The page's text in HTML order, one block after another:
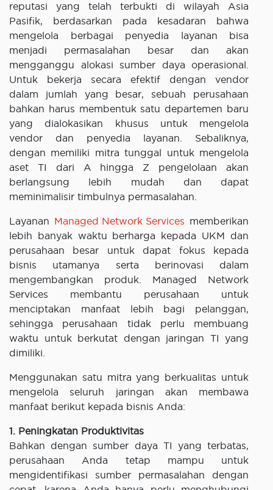
reputasi yang telah terbukti di wilayah Asia
Pasifik, berdasarkan pada kesadaran bahwa
mengelola berbagai penyedia layanan bisa
menjadi permasalahan besar dan akan
mengganggu alokasi sumber daya operasional.
Untuk bekerja secara efektif dengan vendor
dalam jumlah yang besar, sebuah perusahaan
bahkan harus membentuk satu departemen baru
yang dialokasikan khusus untuk mengelola
vendor dan penyedia layanan. Sebaliknya,
dengan memiliki mitra tunggal untuk mengelola
aset TI dari A hingga Z pengelolaan akan
berlangsung lebih mudah dan dapat
meminimalisir timbulnya permasalahan.
Layanan Managed Network Services memberikan
lebih banyak waktu berharga kepada UKM dan
perusahaan besar untuk dapat fokus kepada
bisnis utamanya serta berinovasi dalam
mengembangkan produk. Managed Network
Services membantu perusahaan untuk
menciptakan manfaat lebih bagi pelanggan,
sehingga perusahaan tidak perlu membuang
waktu untuk berkutat dengan jaringan TI yang
dimiliki.
Menggunakan satu mitra yang berkualitas untuk
mengelola seluruh jaringan akan membawa
manfaat berikut kepada bisnis Anda:
1. Peningkatan Produktivitas
Bahkan dengan sumber daya TI yang terbatas,
perusahaan Anda tetap mampu untuk
mengidentifikasi sumber permasalahan dengan